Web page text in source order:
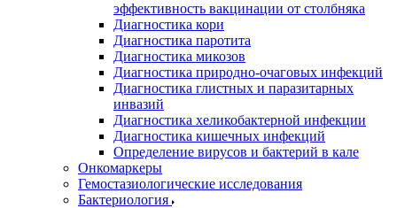
эффективность вакцинации от столбняка
Диагностика кори
Диагностика паротита
Диагностика микозов
Диагностика природно-очаговых инфекций
Диагностика глистных и паразитарных
инвазий
Диагностика хеликобактерной инфекции
Диагностика кишечных инфекций
Определение вирусов и бактерий в кале
Онкомаркеры
Гемостазиологические исследования
Бактериология